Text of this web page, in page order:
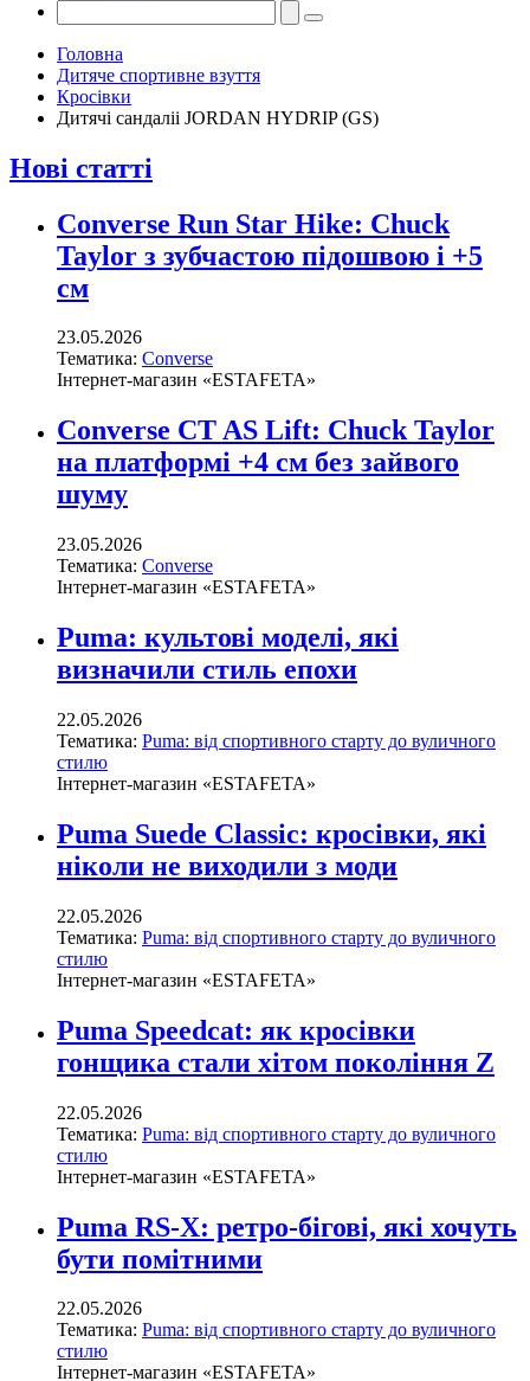
Головна
Дитяче спортивне взуття
Кросівки
Дитячі сандаліі JORDAN HYDRIP (GS)
Нові статті
Converse Run Star Hike: Chuck
Taylor з зубчастою підошвою і +5
см
23.05.2026
Тематика: Converse
Інтернет-магазин «ESTAFETA»
Converse CT AS Lift: Chuck Taylor
на платформі +4 см без зайвого
шуму
23.05.2026
Тематика: Converse
Інтернет-магазин «ESTAFETA»
Puma: культові моделі, які
визначили стиль епохи
22.05.2026
Тематика: Puma: від спортивного старту до вуличного
стилю
Інтернет-магазин «ESTAFETA»
Puma Suede Classic: кросівки, які
ніколи не виходили з моди
22.05.2026
Тематика: Puma: від спортивного старту до вуличного
стилю
Інтернет-магазин «ESTAFETA»
Puma Speedcat: як кросівки
гонщика стали хітом покоління Z
22.05.2026
Тематика: Puma: від спортивного старту до вуличного
стилю
Інтернет-магазин «ESTAFETA»
Puma RS-X: ретро-бігові, які хочуть
бути помітними
22.05.2026
Тематика: Puma: від спортивного старту до вуличного
стилю
Інтернет-магазин «ESTAFETA»